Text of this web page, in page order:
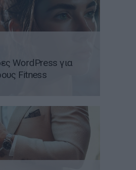
WordPress για
Fitness